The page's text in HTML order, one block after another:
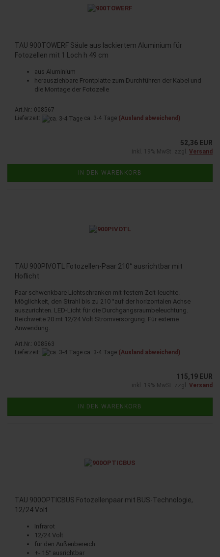
TAU 900TOWERF Säule aus lackiertem Aluminium für
Fotozellen mit 1 Loch h 49 cm
aus Aluminium
herausziehbare Frontplatte zum Durchführen der Kabel und
die Montage der Fotozelle
Art.Nr.: 008567
Lieferzeit:
ca. 3-4 Tage (Ausland abweichend)
52,36 EUR
inkl. 19% MwSt. zzgl. Versand
IN DEN WARENKORB
TAU 900PIVOTL Fotozellen-Paar 210° ausrichtbar mit
Hoflicht
Paar schwenkbare Lichtschranken mit festem Zeit-leuchte.
Möglichkeit, den Strahl bis zu 210 °auf der horizontalen Achse
auszurichten. LED-Licht für die Durchgangsraumbeleuchtung.
Reichweite 20 mt 12/24 Volt Stromversorgung. Für externe
Anwendung.
Art.Nr.: 008563
Lieferzeit:
ca. 3-4 Tage (Ausland abweichend)
115,19 EUR
inkl. 19% MwSt. zzgl. Versand
IN DEN WARENKORB
TAU 900OPTICBUS Fotozellenpaar mit BUS-Technologie,
12/24 Volt
Infrarot
12/24 Volt
für den Außenbereich
+- 15° ausrichtbar